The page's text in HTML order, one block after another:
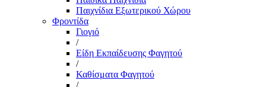
Παιχνίδια Εξωτερικού Χώρου
Φροντίδα
Γιογιό
/
Είδη Εκπαίδευσης Φαγητού
/
Καθίσματα Φαγητού
/